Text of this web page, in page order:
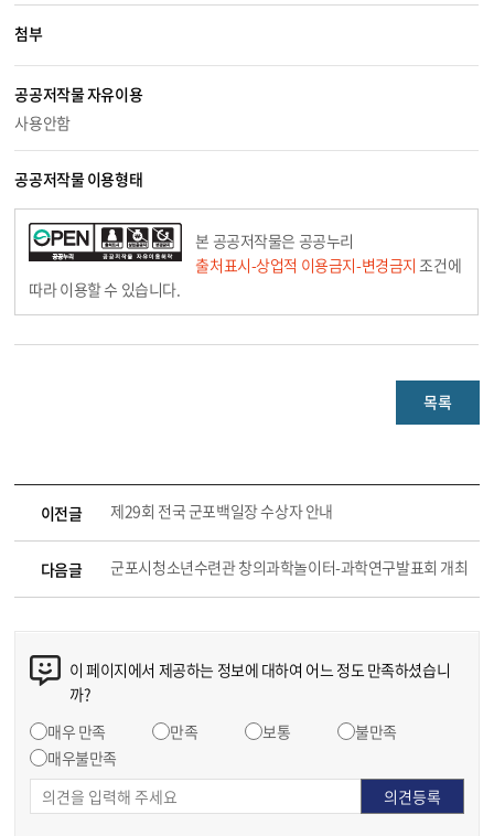
첨부
공공저작물 자유이용
사용안함
공공저작물 이용형태
본 공공저작물은 공공누리
출처표시-상업적 이용금지-변경금지 조건에
따라 이용할 수 있습니다.
목록
이전글 제29회 전국 군포백일장 수상자 안내
다음글 군포시청소년수련관 창의과학놀이터-과학연구발표회 개최
이 페이지에서 제공하는 정보에 대하여 어느 정도 만족하셨습니
까?
매우 만족
만족 보통
불만족
매우불만족